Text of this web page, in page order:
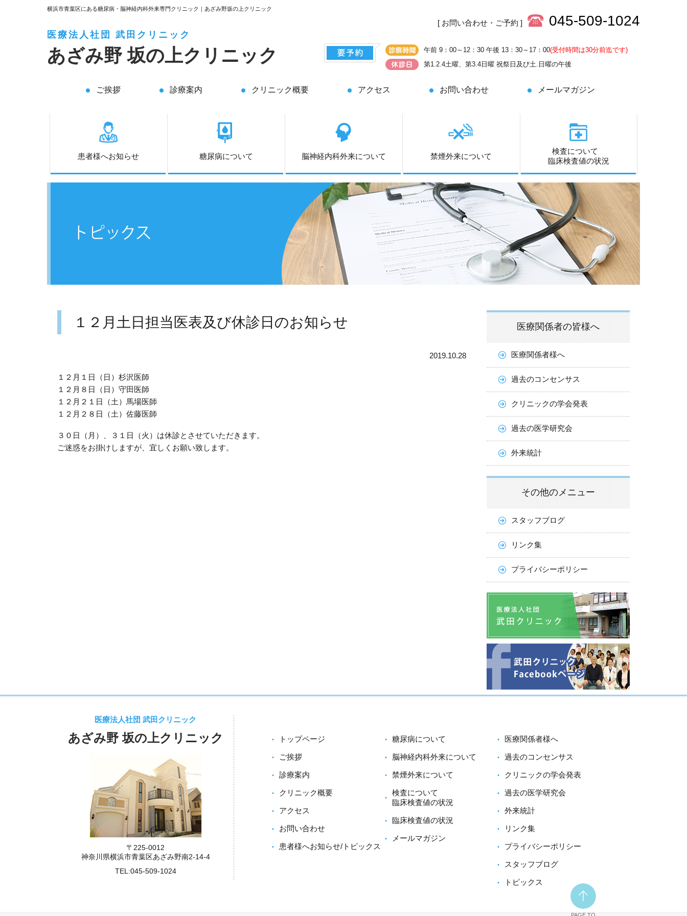
横浜市青葉区にある糖尿病・脳神経内科外来専門クリニック｜あざみ野坂の上クリニック
医療法人社団 武田クリニック
あざみ野坂の上クリニック
[ お問い合わせ・ご予約 ] 045-509-1024
午前 9：00～12：30 午後 13：30～17：00(受付時間は30分前迄です)
第1.2.4土曜、第3.4日曜 祝祭日及び土.日曜の午後
ご挨拶 診療案内 クリニック概要 アクセス お問い合わせ メールマガジン
患者様へお知らせ 糖尿病について 脳神経内科外来について 禁煙外来について
検査について
臨床検査値の状況
１２月土日担当医表及び休診日のお知らせ
2019.10.28
１２月１日（日）杉沢医師
１２月８日（日）守田医師
１２月２１日（土）馬場医師
１２月２８日（土）佐藤医師
３０日（月）、３１日（火）は休診とさせていただきます。
ご迷惑をお掛けしますが、宜しくお願い致します。
医療関係者の皆様へ
医療関係者様へ
過去のコンセンサス
クリニックの学会発表
過去の医学研究会
外来統計
その他のメニュー
スタッフブログ
リンク集
プライバシーポリシー
トップページ
ご挨拶
診療案内
クリニック概要
アクセス
お問い合わせ
患者様へお知らせ/トピックス
糖尿病について
脳神経内科外来について
禁煙外来について
検査について
臨床検査値の状況
臨床検査値の状況
メールマガジン
医療関係者様へ
過去のコンセンサス
クリニックの学会発表
過去の医学研究会
外来統計
リンク集
プライバシーポリシー
スタッフブログ
トピックス
医療法人社団 武田クリニック
あざみ野 坂の上クリニック
〒225-0012
神奈川県横浜市青葉区あざみ野南2-14-4
TEL:045-509-1024